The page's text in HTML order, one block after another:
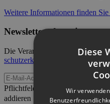
Weitere Informationen finden Sie
Newsletter abonnieren
Die Verarbeitung Ihrer Daten
schutz­erklärung
E-
Pflichtfeld
Sicherheitsfrage*
addieren Sie 2 und 2.
Diese
Wir